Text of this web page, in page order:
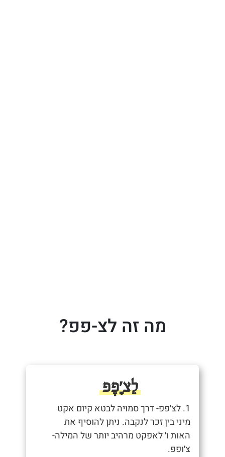
מה זה לצ-פפ?
לֵצ׳ָפֶפ
1. לצ׳פפ- דרך סמויה לבטא קיום אקט
מיני בין זכר לנקבה. ניתן להוסיף את
האות ו׳ לאפקט מרהיב יותר של המילה-
צ׳ופפ.